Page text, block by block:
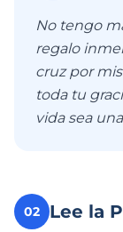
No tengo
regalo
cruz por
toda tu
vida sea
02 Lee la